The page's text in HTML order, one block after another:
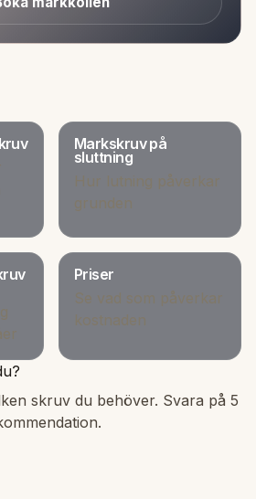
Markskruv på
sluttning
Hur lutning påverkar
grunden
Priser
Se vad som påverkar
kostnaden
skruv du behöver. Svara på 5